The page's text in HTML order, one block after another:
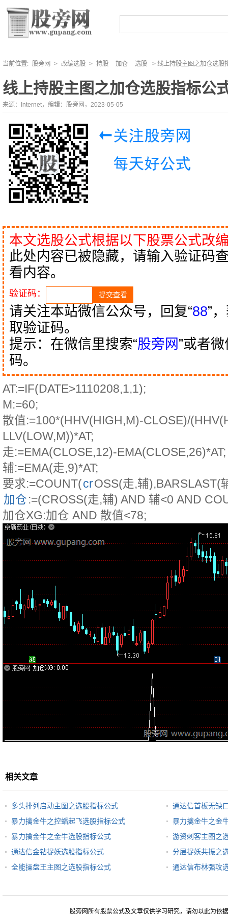
当前位置: 股旁网 > 改编选股 > 持股 加仓 选股 > 线上持股主图之加仓选股
线上持股主图之加仓选股指标公
来源：Internet，编辑：股旁网，2023-05-05
本文选股公式根据以下股票公式改
此处内容已被隐藏，请输入验证码
看内容。
验证码：
请关注本站微信公众号，回复“88”
取验证码。
提示：在微信里搜索“股旁网 ”或者
码。
AT:=IF(DATE>1110208,1,1);
M:=60;
散值:=100*(HHV(HIGH,M)-CLOSE)/
LLV(LOW,M))*AT;
走:=EMA(CLOSE,12)-EMA(CLOSE,26)*AT;
辅:=EMA(走,9)*AT;
要求:=COUNT(crOSS(走,辅),BARSLAST(
加仓:=(CROSS(走,辅) AND 辅<0 AND
加仓XG:加仓 AND 散值<78;
相关文章
多头排列启动主图之选股指标公式
通达信首板无缺
暴力擒金牛之控蟠起飞选股指标公式
暴力擒金牛之金
暴力擒金牛之金牛选股指标公式
游资刺客主图之
通达信金钻捉妖选股指标公式
分层捉妖共振之
全能操盘王主图之选股指标公式
通达信布林强攻
股旁网所有股票公式及文章仅供学习研究，请勿以此为依